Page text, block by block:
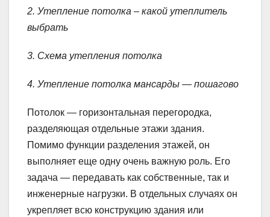
2. Утепление потолка – какой утеплитель
выбрать
3. Схема утепления потолка
4. Утепление потолка мансарды — пошагово
Потолок — горизонтальная перегородка,
разделяющая отдельные этажи здания.
Помимо функции разделения этажей, он
выполняет еще одну очень важную роль. Его
задача — передавать как собственные, так и
инженерные нагрузки. В отдельных случаях он
укрепляет всю конструкцию здания или